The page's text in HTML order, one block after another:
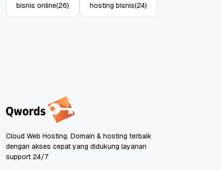
bisnis online(26) hosting bisnis(24)
Cloud Web Hosting. Domain & hosting terbaik
dengan akses cepat yang didukung layanan
support 24/7